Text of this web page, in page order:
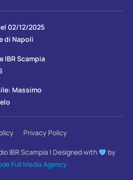
02/12/2025
di Napoli
IBR Scampia
Massimo
IBR Scampia | Designed with
by
Full Media Agency
Privacy Policy